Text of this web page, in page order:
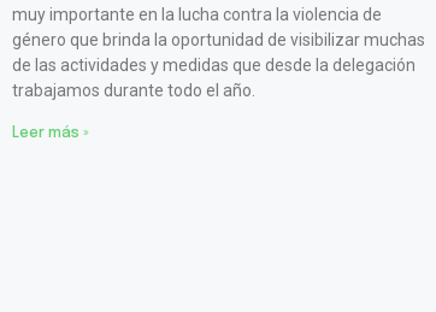
muy importante en la lucha contra la violencia de
género que brinda la oportunidad de visibilizar muchas
de las actividades y medidas que desde la delegación
trabajamos durante todo el año.
Leer más »